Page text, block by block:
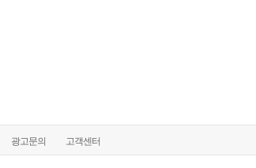
광고문의 고객센터